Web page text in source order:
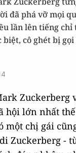
đã phá vỡ mọi
lần lên tiếng chỉ
biệt, cô ghét bị
Zuckerberg
hội lớn nhất
một chị gái
Zuckerberg -